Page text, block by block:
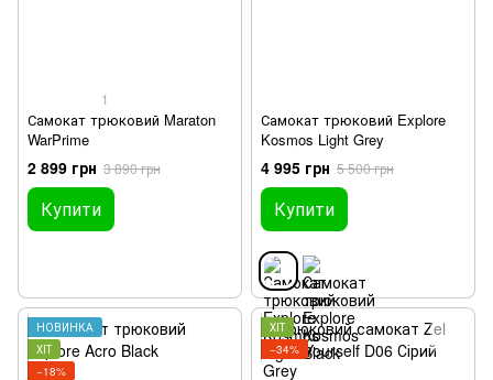
1
Самокат трюковий Maraton
WarPrime
2 899 грн 3 890 грн
Купити
Самокат трюковий Explore
Kosmos Light Grey
4 995 грн 5 500 грн
Купити
НОВИНКА
ХІТ
−18%
ХІТ
−34%